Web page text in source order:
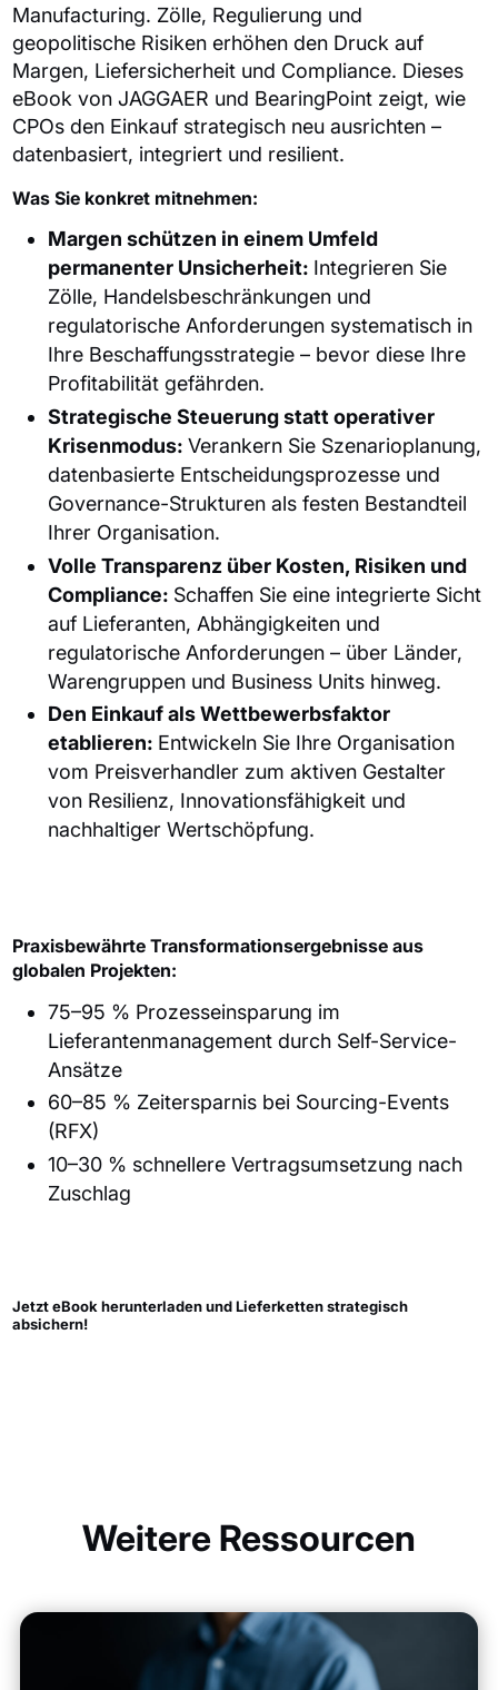
Manufacturing. Zölle, Regulierung und
geopolitische Risiken erhöhen den Druck auf
Margen, Liefersicherheit und Compliance. Dieses
eBook von JAGGAER und BearingPoint zeigt, wie
CPOs den Einkauf strategisch neu ausrichten –
datenbasiert, integriert und resilient.
Was Sie konkret mitnehmen:
Margen schützen in einem Umfeld
permanenter Unsicherheit: Integrieren Sie
Zölle, Handelsbeschränkungen und
regulatorische Anforderungen systematisch in
Ihre Beschaffungsstrategie – bevor diese Ihre
Profitabilität gefährden.
Strategische Steuerung statt operativer
Krisenmodus:Verankern Sie Szenarioplanung,
datenbasierte Entscheidungsprozesse und
Governance-Strukturen als festen Bestandteil
Ihrer Organisation.
Volle Transparenz über Kosten, Risiken und
Compliance: Schaffen Sie eine integrierte Sicht
auf Lieferanten, Abhängigkeiten und
regulatorische Anforderungen – über Länder,
Warengruppen und Business Units hinweg.
Den Einkauf als Wettbewerbsfaktor
etablieren: Entwickeln Sie Ihre Organisation
vom Preisverhandler zum aktiven Gestalter
von Resilienz, Innovationsfähigkeit und
nachhaltiger Wertschöpfung.
Praxisbewährte Transformationsergebnisse aus
globalen Projekten:
75–95 % Prozesseinsparung im
Lieferantenmanagement durch Self-Service-
Ansätze
60–85 % Zeitersparnis bei Sourcing-Events
(RFX)
10–30 % schnellere Vertragsumsetzung nach
Zuschlag
Jetzt eBook herunterladen und Lieferketten strategisch
absichern!
Weitere Ressourcen